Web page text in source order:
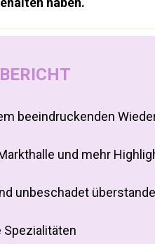
beeindruckenden
und mehr
unbeschadet
Spezialitäten